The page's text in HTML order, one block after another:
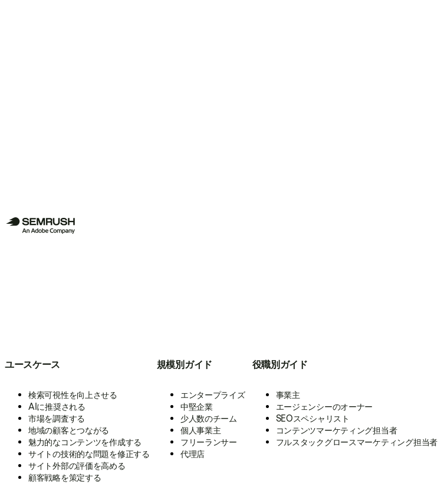
ユースケース
検索可視性を向上させる
AIに推奨される
市場を調査する
地域の顧客とつながる
魅力的なコンテンツを作成する
サイトの技術的な問題を修正する
サイト外部の評価を高める
顧客戦略を策定する
規模別ガイド
エンタープライズ
中堅企業
少人数のチーム
個人事業主
フリーランサー
代理店
役職別ガイド
事業主
エージェンシーのオーナー
SEOスペシャリスト
コンテンツマーケティング担当者
フルスタックグロースマーケティング担当者